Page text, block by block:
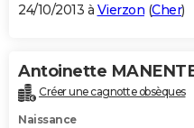
24/10/2013 à Vierzon (Cher)
Antoinette
Créer une cagnotte obsèques
Naissance